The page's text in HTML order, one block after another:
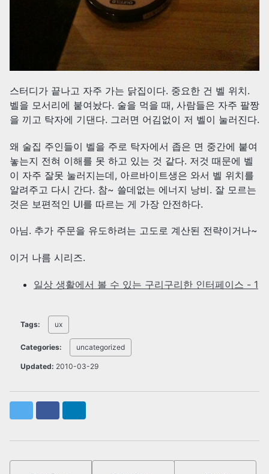
스터디가 끝나고 자주 가는 닭집이다. 중요한 건 벨 위치.
벨을 모서리에 붙여놨다. 술을 먹을 때, 사람들은 자주 팔짱
을 끼고 탁자에 기댄다. 그러면 어김없이 저 벨이 눌러진다.
왜 술집 주인들이 벨을 주로 탁자에서 좁은 면 중간에 붙여
놓는지 전혀 이해를 못 하고 있는 것 같다. 저것 때문에 벨
이 자주 잘못 눌러지는데, 아르바이트생은 와서 벨 위치를
알려주고 다시 간다. 참~ 쓸데없는 에너지 낭비. 잘 모르는
것은 보편적인 UI를 따르는 게 가장 안전하다.
아님. 추가 주문을 유도하려는 고도로 계산된 전략이거나~
이거 나름 시리즈.
일상 생활에서 볼 수 있는 구리구리한 인터페이스 - 1
Tags: ux
Categories: uncategorized
Updated: 2010-03-29